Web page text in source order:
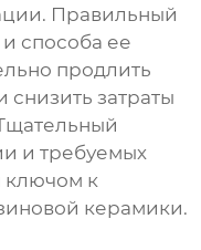
Правильный
и способа ее
продлить
затраты
и требуемых
ключом к
керамики.